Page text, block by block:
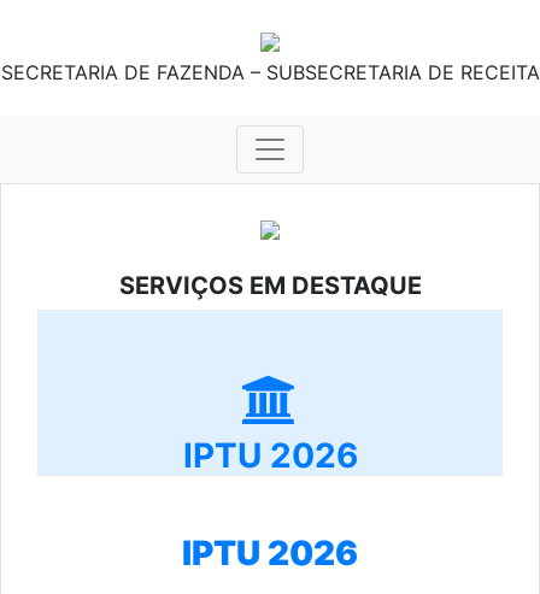
SECRETARIA DE FAZENDA – SUBSECRETARIA DE RECEITA
SERVIÇOS EM DESTAQUE
IPTU 2026
IPTU 2026